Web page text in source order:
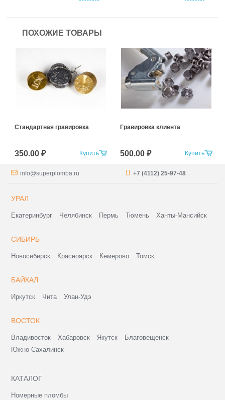
ПОХОЖИЕ ТОВАРЫ
Купить
Стандартная гравировка
350.00 ₽ Купить
Гравировка клиента
500.00 ₽
info@superplomba.ru +7 (4112) 25-97-48
УРАЛ
Екатеринбург Челябинск Пермь Тюмень Ханты-Мансийск
СИБИРЬ
Новосибирск Красноярск Кемерово Томск
БАЙКАЛ
Иркутск Чита Улан-Удэ
ВОСТОК
Владивосток Хабаровск Якутск
Благовещенск
Южно-Сахалинск
КАТАЛОГ
Номерные пломбы